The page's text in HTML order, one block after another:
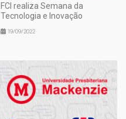
FCI realiza Semana da
Tecnologia e Inovação
19/09/2022